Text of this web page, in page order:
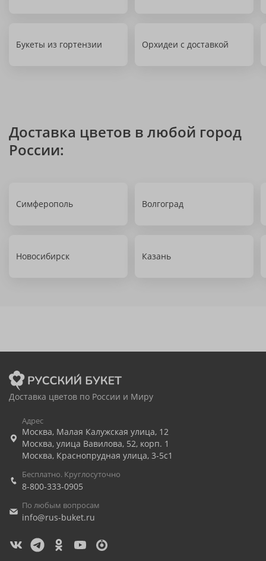
Букеты из гортензии Орхидеи с доставкой
Доставка цветов в любой город
России:
Симферополь Волгоград
Новосибирск Казань
Доставка цветов по России и Миру
Адрес
Москва, Малая Калужская улица, 12
Москва, улица Вавилова, 52, корп. 1
Москва, Краснопрудная улица, 3-5с1
Бесплатно. Круглосуточно
8-800-333-0905
По любым вопросам
info@rus-buket.ru